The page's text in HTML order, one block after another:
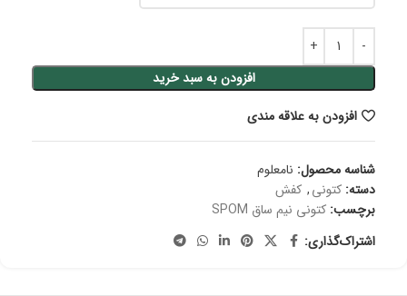
افزودن به سبد خرید
افزودن به علاقه مندی
شناسه محصول: نامعلوم
دسته: کتونی, کفش
برچسب: کتونی نیم ساق SPOM
اشتراک‌گذاری: